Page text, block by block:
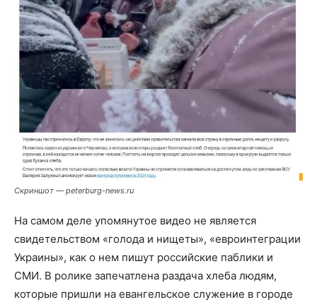
Скриншот — peterburg-news.ru
На самом деле упомянутое видео не является
свидетельством «голода и нищеты», «евроинтеграции
Украины», как о нем пишут российские паблики и
СМИ. В ролике запечатлена раздача хлеба людям,
которые пришли на евангельское служение в городе